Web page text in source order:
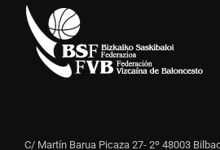
C/ Martín Barua Picaza 27- 2º 48003